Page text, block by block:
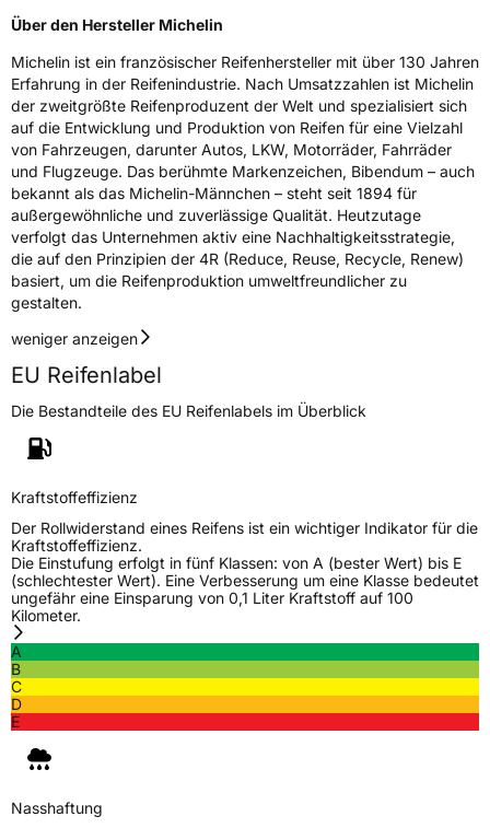
Über den Hersteller Michelin
Michelin ist ein französischer Reifenhersteller mit über 130 Jahren
Erfahrung in der Reifenindustrie. Nach Umsatzzahlen ist Michelin
der zweitgrößte Reifenproduzent der Welt und spezialisiert sich
auf die Entwicklung und Produktion von Reifen für eine Vielzahl
von Fahrzeugen, darunter Autos, LKW, Motorräder, Fahrräder
und Flugzeuge. Das berühmte Markenzeichen, Bibendum – auch
bekannt als das Michelin-Männchen – steht seit 1894 für
außergewöhnliche und zuverlässige Qualität. Heutzutage
verfolgt das Unternehmen aktiv eine Nachhaltigkeitsstrategie,
die auf den Prinzipien der 4R (Reduce, Reuse, Recycle, Renew)
basiert, um die Reifenproduktion umweltfreundlicher zu
gestalten.
weniger anzeigen
EU Reifenlabel
Die Bestandteile des EU Reifenlabels im Überblick
Kraftstoffeffizienz
Der Rollwiderstand eines Reifens ist ein wichtiger Indikator für die
Kraftstoffeffizienz.
Die Einstufung erfolgt in fünf Klassen: von A (bester Wert) bis E
(schlechtester Wert). Eine Verbesserung um eine Klasse bedeutet
ungefähr eine Einsparung von 0,1 Liter Kraftstoff auf 100
Kilometer.
A
B
C
D
E
Nasshaftung